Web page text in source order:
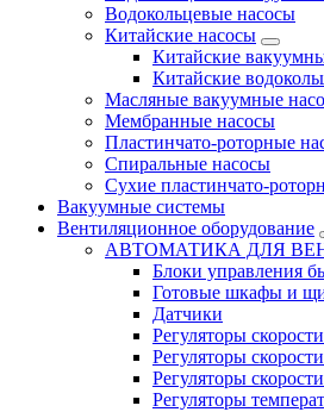
Водокольцевые насосы
Китайские насосы
Китайские
Китайские
Масляные вакуумные
Мембранные насосы
Пластинчато-роторные
Спиральные насосы
Сухие пластинчато-
Вакуумные системы
Вентиляционное оборудование
АВТОМАТИКА ДЛЯ
Блоки управления
Готовые шкафы и
Датчики
Регуляторы
Регуляторы
Регуляторы
Регуляторы